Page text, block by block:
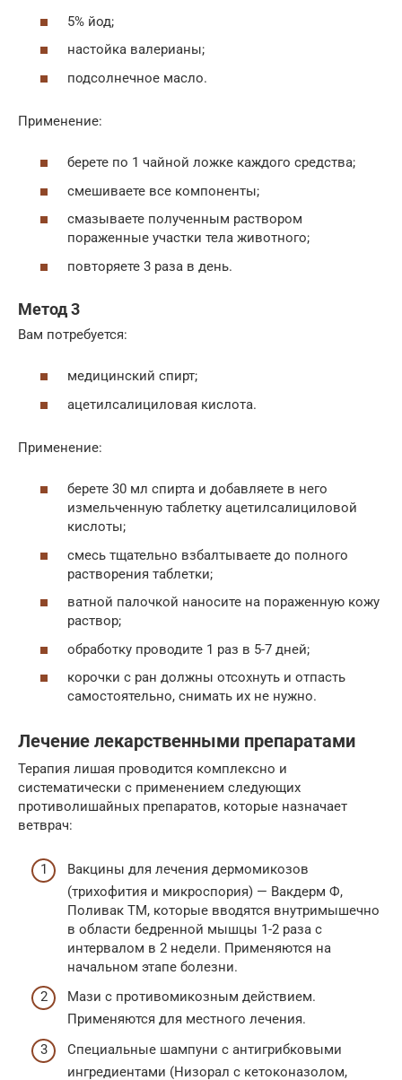
5% йод;
настойка валерианы;
подсолнечное масло.
Применение:
берете по 1 чайной ложке каждого средства;
смешиваете все компоненты;
смазываете полученным раствором
пораженные участки тела животного;
повторяете 3 раза в день.
Метод 3
Вам потребуется:
медицинский спирт;
ацетилсалициловая кислота.
Применение:
берете 30 мл спирта и добавляете в него
измельченную таблетку ацетилсалициловой
кислоты;
смесь тщательно взбалтываете до полного
растворения таблетки;
ватной палочкой наносите на пораженную кожу
раствор;
обработку проводите 1 раз в 5-7 дней;
корочки с ран должны отсохнуть и отпасть
самостоятельно, снимать их не нужно.
Лечение лекарственными препаратами
Терапия лишая проводится комплексно и
систематически с применением следующих
противолишайных препаратов, которые назначает
ветврач:
Вакцины для лечения дермомикозов
(трихофития и микроспория) — Вакдерм Ф,
Поливак ТМ, которые вводятся внутримышечно
в области бедренной мышцы 1-2 раза с
интервалом в 2 недели. Применяются на
начальном этапе болезни.
Мази с противомикозным действием.
Применяются для местного лечения.
Специальные шампуни с антигрибковыми
ингредиентами (Низорал с кетоконазолом,